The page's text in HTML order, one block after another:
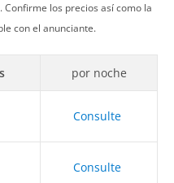
los precios así como la
con el anunciante.
por noche
Consulte
Consulte